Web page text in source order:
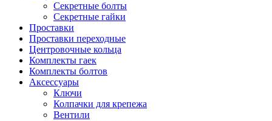
Секретные болты
Секретные гайки
Проставки
Проставки переходные
Центровочные кольца
Комплекты гаек
Комплекты болтов
Аксессуары
Ключи
Колпачки для крепежа
Вентили